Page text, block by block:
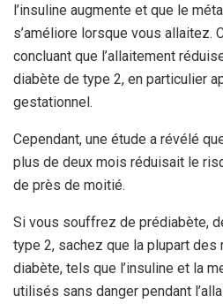
l’insuline augmente et que le
s’améliore lorsque vous allaitez.
concluant que l’allaitement
diabète de type 2, en particulier
gestationnel.
Cependant, une étude a révélé
plus de deux mois réduisait le
de près de moitié.
Si vous souffrez de prédiabète,
type 2, sachez que la plupart
diabète, tels que l’insuline et la
utilisés sans danger pendant